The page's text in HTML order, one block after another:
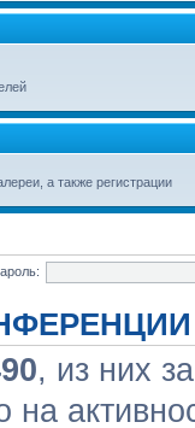
а также регистрации
, из них
на